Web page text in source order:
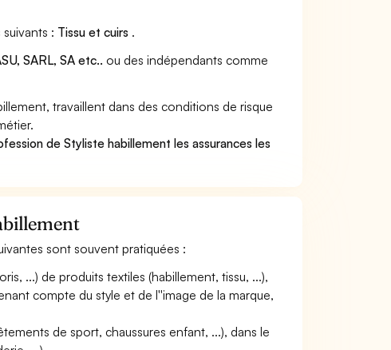
: Tissu et cuirs .
SARL, SA etc.. ou des indépendants comme
travaillent dans des conditions de risque
de Styliste habillement les assurances les
sont souvent pratiquées :
...) de produits textiles (habillement, tissu, ...),
compte du style et de l''image de la marque,
de sport, chaussures enfant, ...), dans le